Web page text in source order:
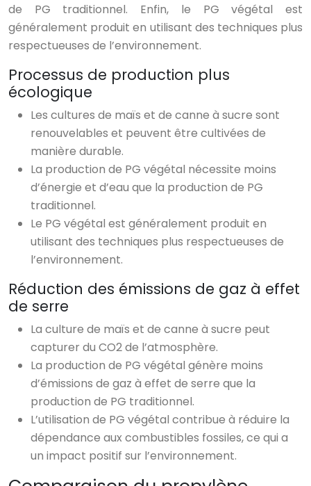
de PG traditionnel. Enfin, le PG végétal est
généralement produit en utilisant des techniques plus
respectueuses de l’environnement.
Processus de production plus
écologique
Les cultures de maïs et de canne à sucre sont
renouvelables et peuvent être cultivées de
manière durable.
La production de PG végétal nécessite moins
d’énergie et d’eau que la production de PG
traditionnel.
Le PG végétal est généralement produit en
utilisant des techniques plus respectueuses de
l’environnement.
Réduction des émissions de gaz à effet
de serre
La culture de maïs et de canne à sucre peut
capturer du CO2 de l’atmosphère.
La production de PG végétal génère moins
d’émissions de gaz à effet de serre que la
production de PG traditionnel.
L’utilisation de PG végétal contribue à réduire la
dépendance aux combustibles fossiles, ce qui a
un impact positif sur l’environnement.